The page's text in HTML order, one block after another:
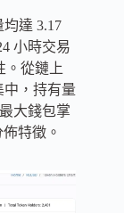
達 3.17
小時交易
。從鏈上
，持有量
大錢包掌
特徵。